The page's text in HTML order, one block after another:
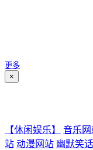
更多
×
【休闲娱乐】 音乐网
站 动漫网站 幽默笑话